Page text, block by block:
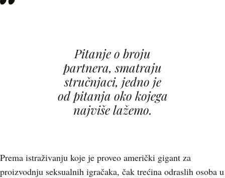
Pitanje o broju
partnera, smatraju
stručnjaci, jedno je
od pitanja oko kojega
najviše lažemo.
Prema istraživanju koje je proveo američki gigant za
proizvodnju seksualnih igračaka, čak trećina odraslih osoba u